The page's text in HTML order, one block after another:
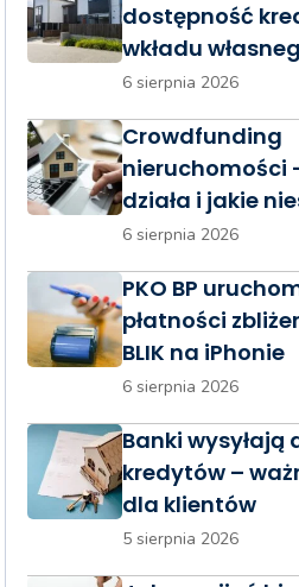
dostępność
wkładu
6 sierpnia 2026
Crowdfunding
nieruchomości
działa i jakie
6 sierpnia 2026
PKO BP
płatności
BLIK na iPhonie
6 sierpnia 2026
Banki wysyłają
kredytów –
dla klientów
5 sierpnia 2026